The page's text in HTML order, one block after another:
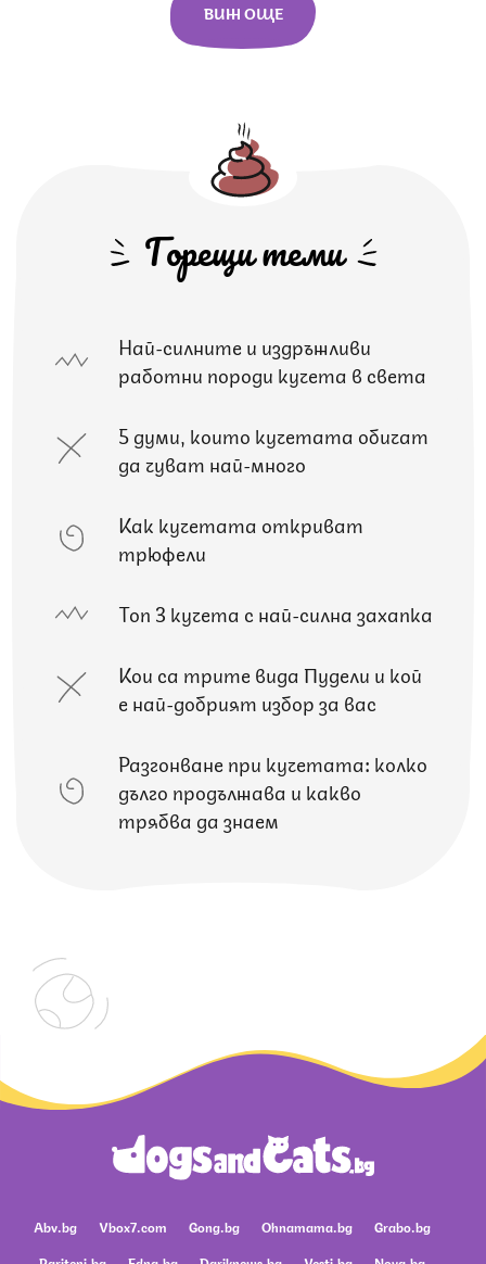
ВИЖ ОЩЕ
Горещи теми
Най-силните и издръжливи
работни породи кучета в света
5 думи, които кучетата обичат
да чуват най-много
Как кучетата откриват
трюфели
Топ 3 кучета с най-силна захапка
Кои са трите вида Пудели и кой
е най-добрият избор за вас
Разгонване при кучетата: колко
дълго продължава и какво
трябва да знаем
Abv.bg Vbox7.com Gong.bg Ohnamama.bg
Grabo.bg